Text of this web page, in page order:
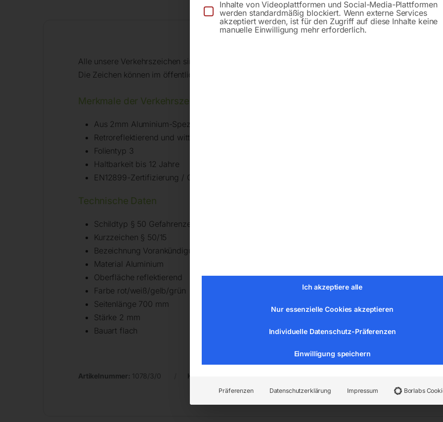
Beschreibung Produktsicherheit
Alle unsere Verkehrszeichen sind für den Straßenverkehr nach der StVO in Österreich erlaubt.
Die Zeichen können im öffentlichen und betrieblichen Bereich angewendet werden.
Merkmale der Verkehrszeichen nach der StVO
Aus 2mm Aluminium-Speziallegierung
Retroreflektierend und witterungsbeständig
Folientyp 3
Haltbarkeit bis 12 Jahre
EN12899-Zertifizierung / CE-Kennzeichen
Technische Daten
Schildtyp § 50 Gefahrenzeichen
Kurzzeichen § 50/15
Bezeichnung Vorankündigung eines Lichtzeichens
Material Aluminium
Oberfläche reflektierend
Farbe rot/weiß/gelb/grün
Seitenlänge 700 mm
Stärke 2 mm
Bauart flach
Artikelnummer: 1078/3/0 Kategorien:
Inhalte von Videoplattformen und Social-Media-Plattformen
werden standardmäßig blockiert. Wenn externe Services
akzeptiert werden, ist für den Zugriff auf diese Inhalte keine
manuelle Einwilligung mehr erforderlich.
Ich akzeptiere alle
Nur essenzielle Cookies akzeptieren
Individuelle Datenschutz-Präferenzen
Einwilligung speichern
Präferenzen Datenschutzerklärung Impressum Borlabs